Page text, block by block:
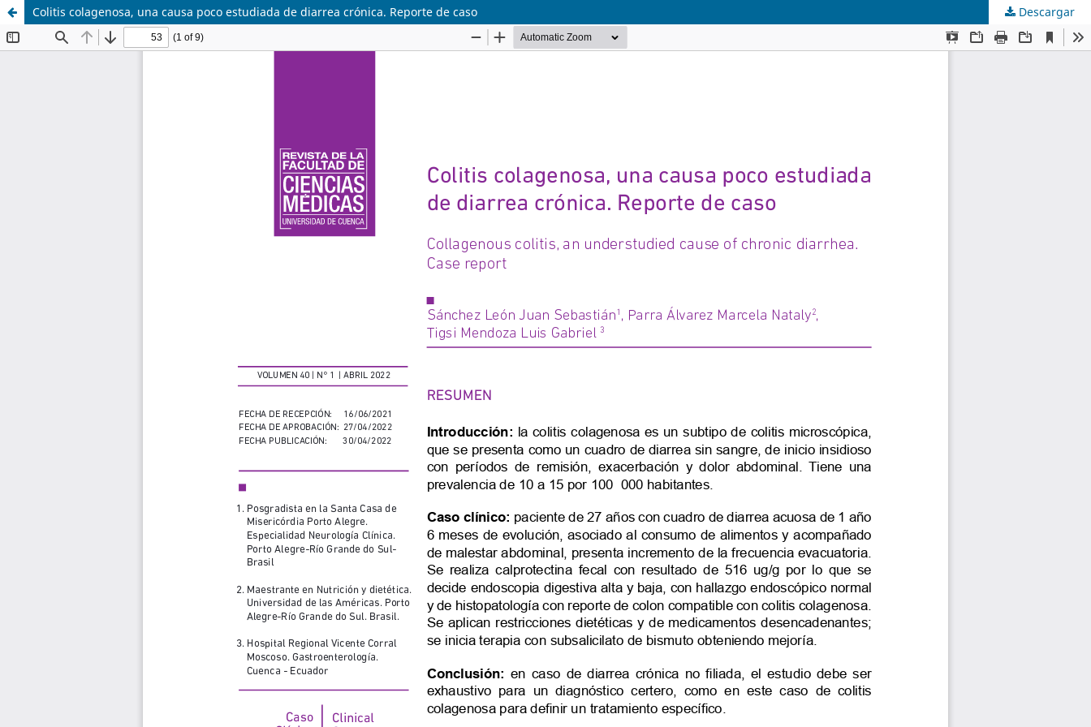
Colitis colagenosa, una causa poco estudiada de diarrea crónica. Reporte de caso Descargar